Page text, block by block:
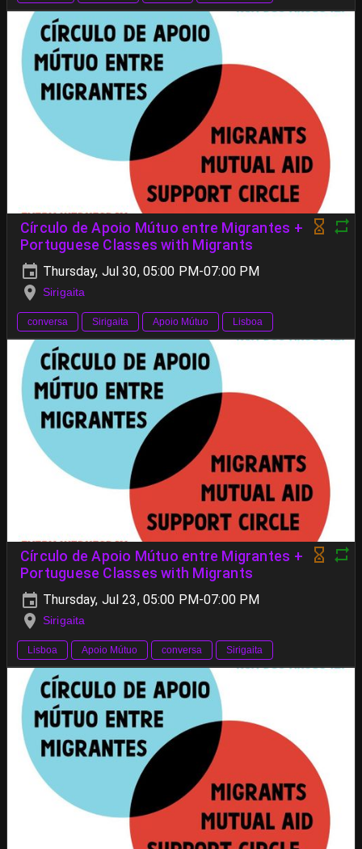
Círculo de Apoio Mútuo entre Migrantes +
Portuguese Classes with Migrants
Thursday, Jul 30, 05:00 PM-07:00 PM
Sirigaita
conversa Sirigaita Apoio Mútuo Lisboa
Círculo de Apoio Mútuo entre Migrantes +
Portuguese Classes with Migrants
Thursday, Jul 23, 05:00 PM-07:00 PM
Sirigaita
Lisboa Apoio Mútuo conversa Sirigaita